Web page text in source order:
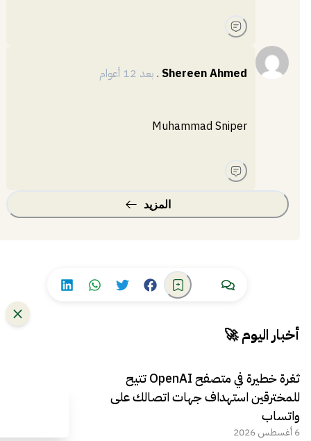
Shereen Ahmed
. بعد 12 أعوام
Muhammad Sniper
المزيد
أخبار اليوم 🚀
ثغرة خطيرة في متصفح OpenAI تتيح
للمخترقين استهداف جهات اتصالك على
واتساب
6 أغسطس 2026